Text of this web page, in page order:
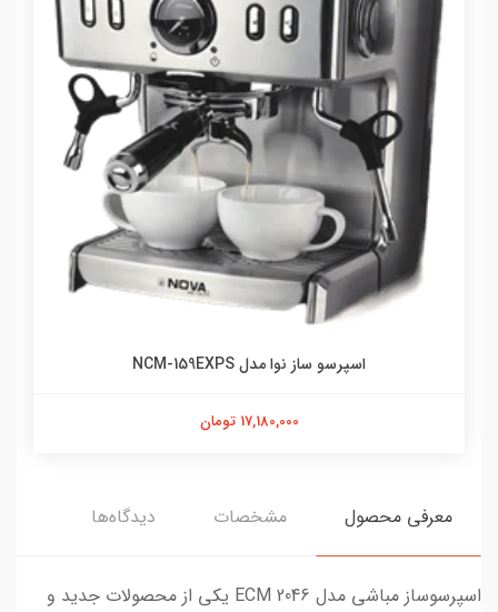
اسپرسو ساز نوا مدل NCM-159EXPS
17,180,000 تومان
معرفی محصول مشخصات دیدگاه‌ها
اسپرسوساز مباشی مدل ECM 2046 یکی از محصولات جدید و